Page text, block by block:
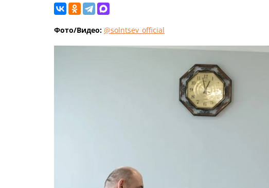
Фото/Видео: @solntsev_official